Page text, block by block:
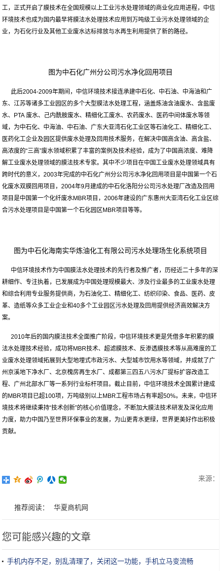
工，正式开启了膜技术在全国规模以上工业污水处理领域的商业化应用进程，中信
环境技术也成为国内最早将膜法水处理技术应用到万吨级工业污水处理领域的企
业，为石化行业及其他工业废水达标排放与水再生利用提供了新的路径。
图为中石化广州分公司污水净化回用项目
此后2004-2009年期间，中信环境技术接连承建中石化、中石油、中海油和广
东、江苏等诸多工业园区的多个大型膜法水处理工程，涵盖炼油含油废水、含盐废
水、PTA 废水、己内酰胺废水、精细化工废水、农药废水、医药中间体废水等领
域，为中石化、中海油、中石油、广东大亚湾石化工业区等石油化工、精细化工、
医药化工企业及园区提供废水处理及回用技术服务，在解决中国高含油、高含盐、
高浓度的“三高”废水领域积累了丰富的案例及技术经验，成为了中国高浓度、难降
解工业废水处理领域的膜法技术专家。其中不少项目在中国工业废水处理领域具有
跨时代的意义，2003年完成的中石化广州分公司污水净化回用项目是中国第一个石
化废水双膜回用项目，2004年9月建成的中石化洛阳分公司污水处理厂改造及回用
项目是中国第一个化纤废水MBR项目，2006年建设的广东惠州大亚湾石化工业区综
合污水处理项目是中国第一个石化园区MBR项目等等。
图为中石化海南实华炼油化工有限公司污水处理场生化系统项目
中信环境技术作为中国膜法水处理技术的先行者及推广者，历经近二十多年的深
耕细作、专注执着，已发展成为中国处理规模最大、涉及行业最多的工业废水处理
和综合利用专业服务提供商，为石油化工、精细化工、纺织印染、食品、医药、皮
革、造纸等众多工业企业和40多个工业园区污水处理及回用提供经济高效解决方
案。
2010年后的国内膜法技术全面推广阶段，中信环境技术更是凭借多年积累的膜
法水处理技术经验，成功将MBR技术、超滤膜技术、反渗透膜技术等从高难度的工
业废水处理领域拓展到大型地埋式市政污水、大型城市饮用水等领域，并成就了广
州京溪地下净水厂、北京槐房再生水厂、成都第三四五八污水厂提标扩容改造工
程、广州北部水厂等一系列行业标杆项目。截止目前，中信环境技术全国累计建成
的MBR项目已超100项，万吨级别以上MBR工程市场占有率超50%。未来，中信环
境技术将继续秉持“技术创新”的核心价值理念，不断加大膜法技术研发及深化应用
力度，助力中国乃至世界环保事业的发展，为山更青水更绿，世界更美好作出积极
贡献。
来源：
推荐阅读： 华夏商机网
您可能感兴趣的文章
手机内存不足，别乱清理了，关闭这一功能，手机立马变流畅